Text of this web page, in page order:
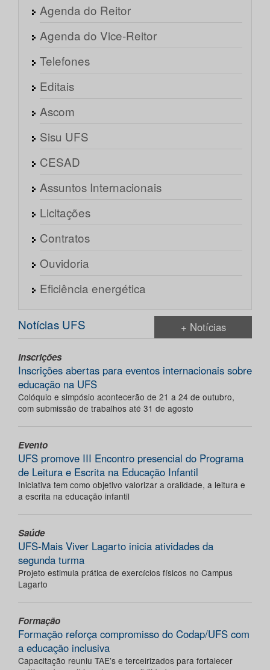
Agenda do Reitor
Agenda do Vice-Reitor
Telefones
Editais
Ascom
Sisu UFS
CESAD
Assuntos Internacionais
Licitações
Contratos
Ouvidoria
Eficiência energética
Notícias UFS + Notícias
Inscrições
Inscrições abertas para eventos internacionais sobre
educação na UFS
Colóquio e simpósio acontecerão de 21 a 24 de outubro,
com submissão de trabalhos até 31 de agosto
Evento
UFS promove III Encontro presencial do Programa
de Leitura e Escrita na Educação Infantil
Iniciativa tem como objetivo valorizar a oralidade, a leitura e
a escrita na educação infantil
Saúde
UFS-Mais Viver Lagarto inicia atividades da
segunda turma
Projeto estimula prática de exercícios físicos no Campus
Lagarto
Formação
Formação reforça compromisso do Codap/UFS com
a educação inclusiva
Capacitação reuniu TAE’s e terceirizados para fortalecer